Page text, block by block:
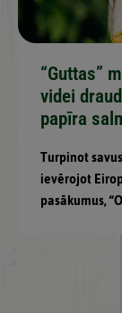
“Guttas”
videi
papīra
Turpinot
ievērojot
pasākumus,